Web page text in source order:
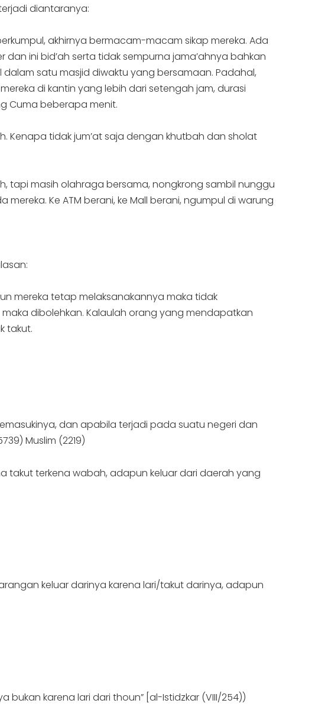
diantaranya:
akhirnya bermacam-macam sikap mereka. Ada
ini bid’ah serta tidak sempurna jama’ahnya bahkan
satu masjid diwaktu yang bersamaan. Padahal,
di kantin yang lebih dari setengah jam, durasi
Cuma beberapa menit.
Kenapa tidak jum’at saja dengan khutbah dan sholat
tapi masih olahraga bersama, nongkrong sambil nunggu
Ke ATM berani, ke Mall berani, ngumpul di warung
mereka tetap melaksanakannya maka tidak
dibolehkan. Kalaulah orang yang mendapatkan
takut.
dan apabila terjadi pada suatu negeri dan
Muslim (2219)
takut terkena wabah, adapun keluar dari daerah yang
keluar darinya karena lari/takut darinya, adapun
karena lari dari thoun” [al-Istidzkar (VIII/254))